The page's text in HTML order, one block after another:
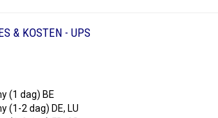
& KOSTEN - UPS
(1 dag) BE
(1-2 dag) DE, LU